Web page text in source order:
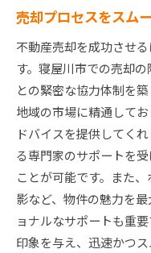
売却プロセスをスム
不動産売却を成功させ
す。寝屋川市での売却
との緊密な協力体制を
地域の市場に精通して
ドバイスを提供してく
る専門家のサポートを
ことが可能です。また
影など、物件の魅力を
ョナルなサポートも重
印象を与え、迅速かつ